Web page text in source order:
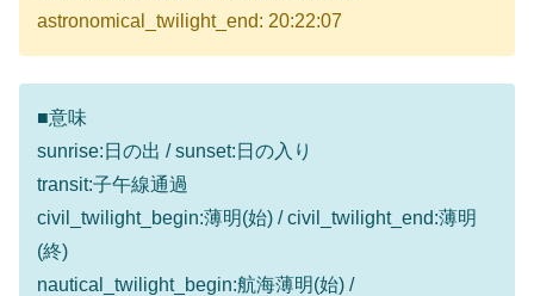
astronomical_twilight_end: 20:22:07
■意味
sunrise:日の出 / sunset:日の入り
transit:子午線通過
civil_twilight_begin:薄明(始) / civil_twilight_end:薄明
(終)
nautical_twilight_begin:航海薄明(始) /